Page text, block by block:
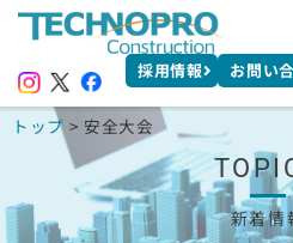
採用情報 お問い
トップ > 安全大会
新着情